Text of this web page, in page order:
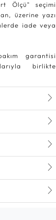
Ölçü" seçimi
üzerine yazı
iade veya
garantisi
birlikte